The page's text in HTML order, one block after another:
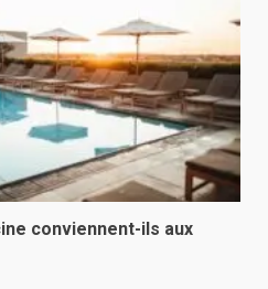
conviennent-ils aux